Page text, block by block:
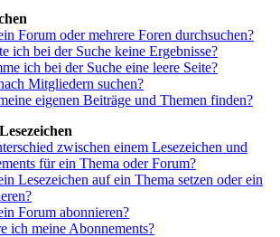
Forum oder mehrere Foren durchsuchen?
ich bei der Suche keine Ergebnisse?
ich bei der Suche eine leere Seite?
Mitgliedern suchen?
eigenen Beiträge und Themen finden?
zwischen einem Lesezeichen und
für ein Thema oder Forum?
Lesezeichen auf ein Thema setzen oder ein
Forum abonnieren?
ich meine Abonnements?